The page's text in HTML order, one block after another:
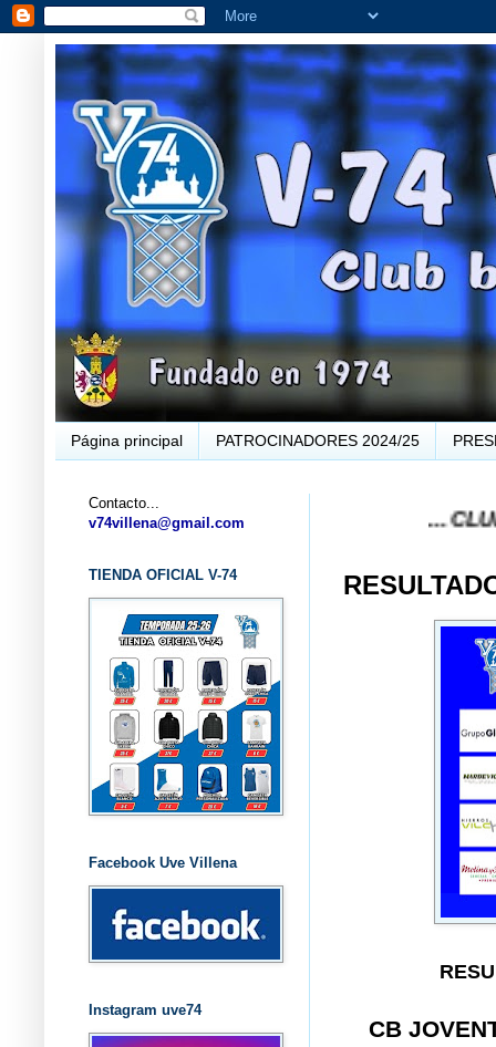
Página principal PATROCINADORES 2024/25
... CLUB
CB
Contacto...
v74villena@gmail.com
TIENDA OFICIAL V-74
Facebook Uve Villena
Instagram uve74